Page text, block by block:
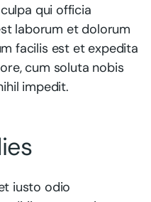
qui officia
laborum et dolorum
facilis est et expedita
cum soluta nobis
impedit.
iusto odio